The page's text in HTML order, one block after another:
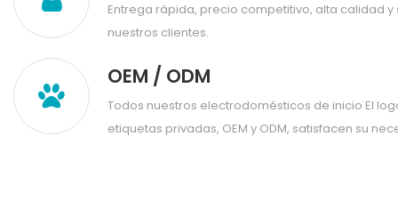
OEM / ODM
Todos nuestros electrodomésticos de inicio El
etiquetas privadas, OEM y ODM, satisfacen su